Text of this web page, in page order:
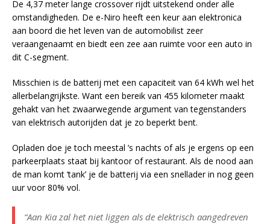
De 4,37 meter lange crossover rijdt uitstekend onder alle
omstandigheden. De e-Niro heeft een keur aan elektronica
aan boord die het leven van de automobilist zeer
veraangenaamt en biedt een zee aan ruimte voor een auto in
dit C-segment.
Misschien is de batterij met een capaciteit van 64 kWh wel het
allerbelangrijkste. Want een bereik van 455 kilometer maakt
gehakt van het zwaarwegende argument van tegenstanders
van elektrisch autorijden dat je zo beperkt bent.
Opladen doe je toch meestal ’s nachts of als je ergens op een
parkeerplaats staat bij kantoor of restaurant. Als de nood aan
de man komt ‘tank’ je de batterij via een snellader in nog geen
uur voor 80% vol.
“Aan Kia zal het niet liggen als de elektrisch aangedreven